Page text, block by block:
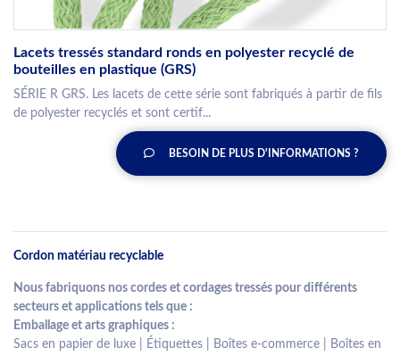
Lacets tressés standard ronds en polyester recyclé de
bouteilles en plastique (GRS)
SÉRIE R GRS. Les lacets de cette série sont fabriqués à partir de fils
de polyester recyclés et sont certif...
BESOIN DE PLUS D'INFORMATIONS ?
Cordon matériau recyclable
Nous fabriquons nos cordes et cordages tressés pour différents
secteurs et applications tels que :
Emballage et arts graphiques :
Sacs en papier de luxe | Étiquettes | Boîtes e-commerce | Boîtes en